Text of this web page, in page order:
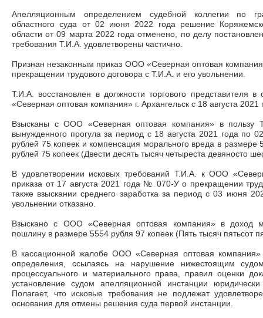
Апелляционным определением судебной коллегии по
областного суда от 02 июня 2022 года решение
области от 09 марта 2022 года отменено, по делу
требования Т.И.А. удовлетворены частично.
Признан незаконным приказ ООО «Северная оптовая
прекращении трудового договора с Т.И.А. и его увольнении.
Т.И.А. восстановлен в должности торгового представителя
«Северная оптовая компания» г. Архангельск с 18 августа 2021
Взысканы с ООО «Северная оптовая компания» в пользу
вынужденного прогула за период с 18 августа 2021 года по
рублей 75 копеек и компенсация морального вреда в размере
рублей 75 копеек (Двести десять тысяч четыреста девяносто
В удовлетворении исковых требований Т.И.А. к ООО
приказа от 17 августа 2021 года № 070-У о прекращении
также взыскании среднего заработка за период с 03 июня
увольнении отказано.
Взыскано с ООО «Северная оптовая компания» в доход
пошлину в размере 5554 рубля 97 копеек (Пять тысяч пятьсот
В кассационной жалобе ООО «Северная оптовая компания»
определения, ссылаясь на нарушение нижестоящим
процессуального и материального права, правил оценки
установление судом апелляционной инстанции
Полагает, что исковые требования не подлежат
основания для отмены решения суда первой инстанции.